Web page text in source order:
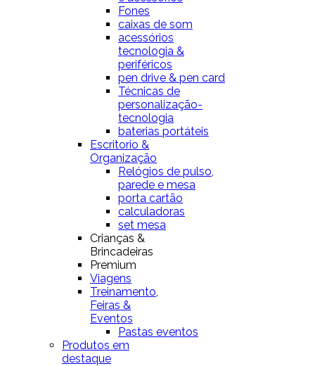
Fones
caixas de som
acessórios
tecnologia &
periféricos
pen drive & pen card
Técnicas de
personalização-
tecnologia
baterias portáteis
Escritorio &
Organização
Relógios de pulso,
parede e mesa
porta cartão
calculadoras
set mesa
Crianças &
Brincadeiras
Premium
Viagens
Treinamento,
Feiras &
Eventos
Pastas eventos
Produtos em
destaque